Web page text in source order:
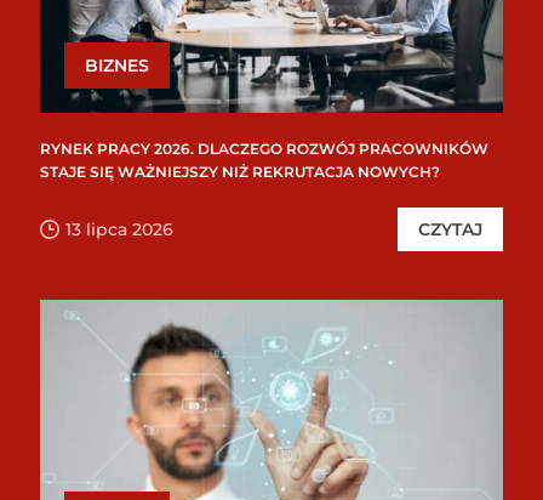
BIZNES
RYNEK PRACY 2026. DLACZEGO ROZWÓJ PRACOWNIKÓW
STAJE SIĘ WAŻNIEJSZY NIŻ REKRUTACJA NOWYCH?
13 lipca 2026 CZYTAJ